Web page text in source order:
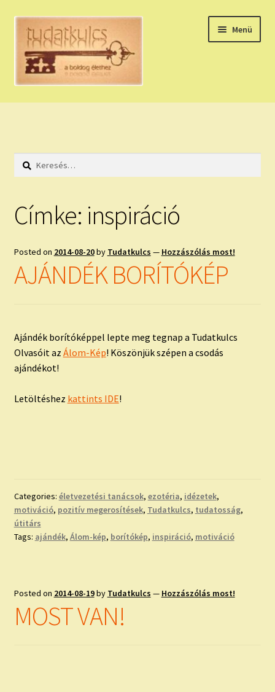
Ugrás
navigációhoz
Kilépés
tartalomba
Menü
HÚZZ EGY KÁRTYÁT!
HOLDNAPTÁR
KÉRJ EGY MEGERŐSÍTÉST!
ÍRJ NEKEM!
IRATKOZZ FEL A VIDEÓ CSATORNÁNKRA!
TAROT ELEMZÉS MEGRENDELÉSE LIMITÁLT!
Keresés:
Címke: inspiráció
Posted on 2014-08-20by Tudatkulcs — Hozzászólás most!
AJÁNDÉK BORÍTÓKÉP
Ajándék borítóképpel lepte meg tegnap a Tudatkulcs
Olvasóit az Álom-Kép! Köszönjük szépen a csodás
ajándékot!
Letöltéshez kattints IDE!
Categories: életvezetési tanácsok, ezotéria, idézetek,
motiváció, pozitív megerosítések, Tudatkulcs, tudatosság,
útitárs
Tags: ajándék, Álom-kép, borítókép, inspiráció, motiváció
Posted on 2014-08-19by Tudatkulcs — Hozzászólás most!
MOST VAN!